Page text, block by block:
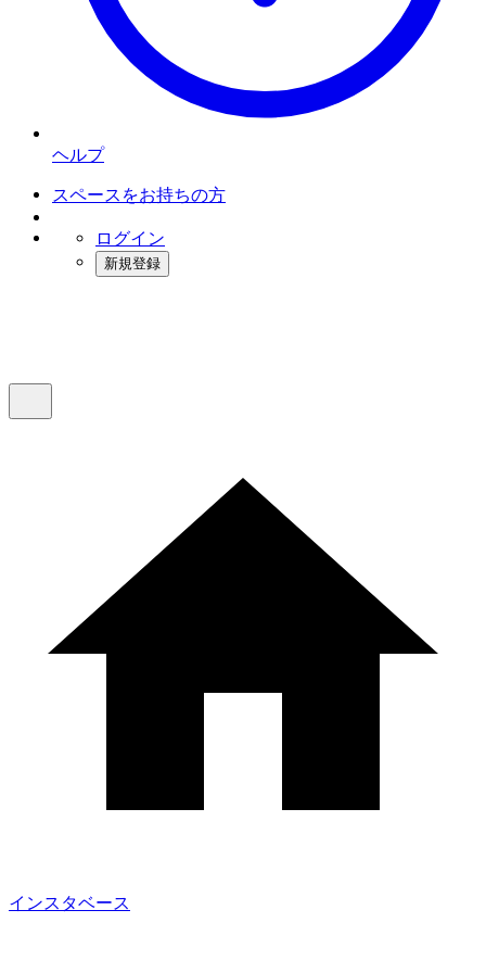
ヘルプ
スペースをお持ちの方
ログイン
新規登録
インスタベース